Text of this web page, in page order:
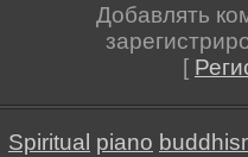
Добавлять
[
Spiritual piano